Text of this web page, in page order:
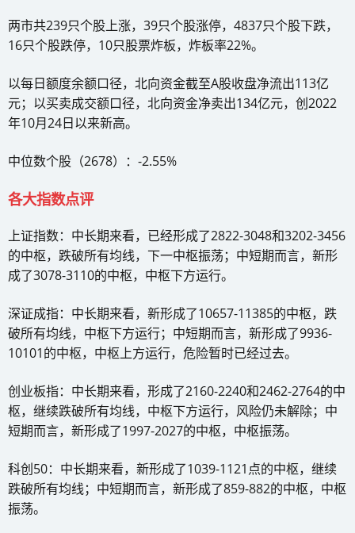
两市共239只个股上涨，39只个股涨停，4837只个股下跌，
16只个股跌停，10只股票炸板，炸板率22%。
以每日额度余额口径，北向资金截至A股收盘净流出113亿
元；以买卖成交额口径，北向资金净卖出134亿元，创2022
年10月24日以来新高。
中位数个股（2678）：-2.55%
各大指数点评
上证指数：中长期来看，已经形成了2822-3048和3202-3456
的中枢，跌破所有均线，下一中枢振荡；中短期而言，新形
成了3078-3110的中枢，中枢下方运行。
深证成指：中长期来看，新形成了10657-11385的中枢，跌
破所有均线，中枢下方运行；中短期而言，新形成了9936-
10101的中枢，中枢上方运行，危险暂时已经过去。
创业板指：中长期来看，形成了2160-2240和2462-2764的中
枢，继续跌破所有均线，中枢下方运行，风险仍未解除；中
短期而言，新形成了1997-2027的中枢，中枢振荡。
科创50：中长期来看，新形成了1039-1121点的中枢，继续
跌破所有均线；中短期而言，新形成了859-882的中枢，中枢
振荡。